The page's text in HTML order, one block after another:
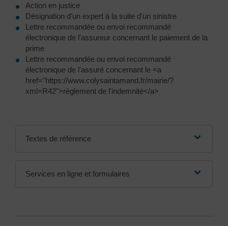
Action en justice
Désignation d'un expert à la suite d'un sinistre
Lettre recommandée ou envoi recommandé
électronique de l'assureur concernant le paiement de la
prime
Lettre recommandée ou envoi recommandé
électronique de l'assuré concernant le <a
href="https://www.colysaintamand.fr/mairie/?
xml=R42">règlement de l'indemnité</a>
Textes de référence
Services en ligne et formulaires